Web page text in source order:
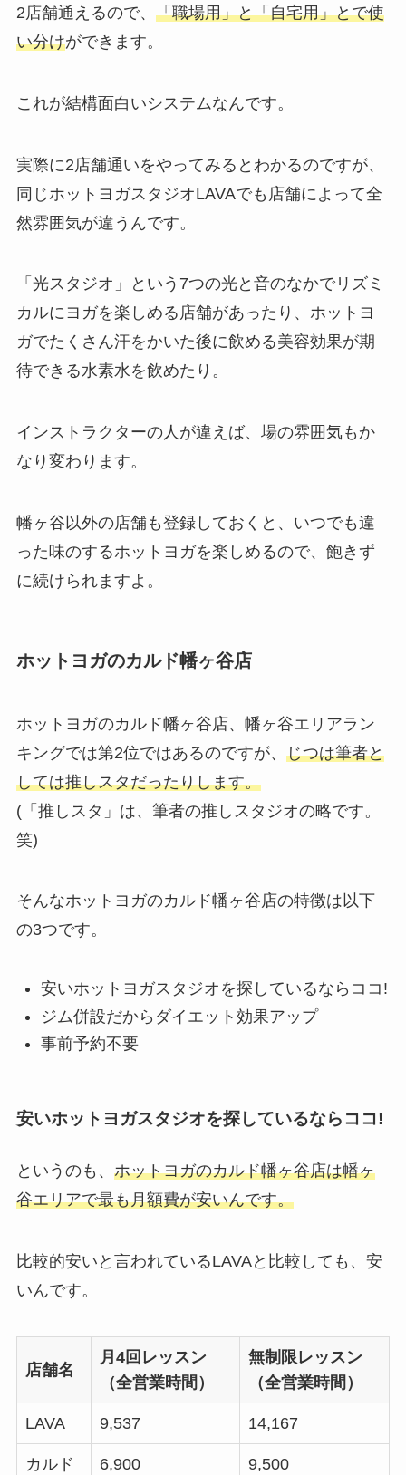
2店舗通えるので、 「職場用」と「自宅用」とで使
い分けができます。
これが結構面白いシステムなんです。
実際に2店舗通いをやってみるとわかるのですが、
同じホットヨガスタジオLAVAでも店舗によって全
然雰囲気が違うんです。
「光スタジオ」
という7つの光と音のなかでリズミ
カルにヨガを楽しめる店舗があったり、ホットヨ
ガでたくさん汗をかいた後に飲める美容効果が期
待できる水素水を飲めたり。
インストラクターの人が違えば、場の雰囲気もか
なり変わります。
幡ヶ谷以外の店舗も登録しておくと、いつでも違
った味のするホットヨガを楽しめるので、飽きず
に続けられますよ。
ホットヨガのカルド幡ヶ谷店
ホットヨガのカルド幡ヶ谷店、幡ヶ谷エリアラン
キングでは第2位ではあるのですが、 じつは筆者と
しては推しスタだったりします。
(「推しスタ」は、筆者の推しスタジオの略です。
笑)
そんなホットヨガのカルド幡ヶ谷店の特徴は以下
の3つです。
安いホットヨガスタジオを探しているならココ!
ジム併設だからダイエット効果アップ
事前予約不要
安いホットヨガスタジオを探しているならココ!
というのも、 ホットヨガのカルド幡ヶ谷店は幡ヶ
谷エリアで最も月額費が安いんです。
比較的安いと言われているLAVAと比較しても、安
いんです。
店舗名
月4回レッスン
（全営業時間）
無制限レッスン
（全営業時間）
LAVA 9,537 14,167
カルド 6,900 9,500